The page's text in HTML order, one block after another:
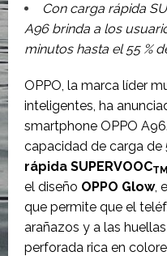
Con carga rápida
A96 brinda a los
minutos hasta el 55 %
OPPO, la marca líder
inteligentes, ha
smartphone OPPO
capacidad de carga de
rápida SUPERVOOCTM
el diseño OPPO Glow,
que permite que el
arañazos y a las
perforada rica en